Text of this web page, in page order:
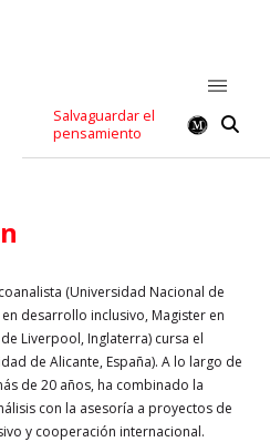
Salvaguardar el
pensamiento
(Universidad Nacional de
desarrollo inclusivo, Magister en
Liverpool, Inglaterra) cursa el
de Alicante, España). A lo largo de
de 20 años, ha combinado la
con la asesoría a proyectos de
y cooperación internacional.